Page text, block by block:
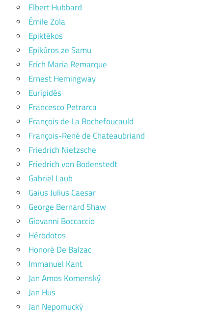
Elbert Hubbard
Émile Zola
Epiktékos
Epikúros ze Samu
Erich Maria Remarque
Ernest Hemingway
Eurípidés
Francesco Petrarca
François de La Rochefoucauld
François-René de Chateaubriand
Friedrich Nietzsche
Friedrich von Bodenstedt
Gabriel Laub
Gaius Julius Caesar
George Bernard Shaw
Giovanni Boccaccio
Hérodotos
Honoré De Balzac
Immanuel Kant
Jan Amos Komenský
Jan Hus
Jan Nepomucký